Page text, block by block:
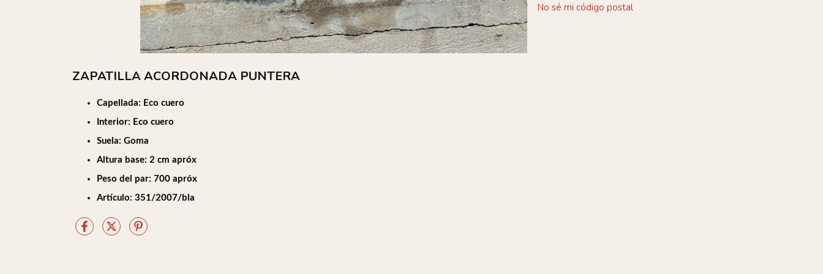
ZAPATILLA ACORDONADA PUNTERA
Capellada: Eco cuero
Interior: Eco cuero
Suela: Goma
Altura base: 2 cm apróx
Peso del par: 700 apróx
Artículo: 351/2007/bla
No sé mi código postal